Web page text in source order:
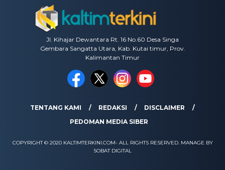
Jl. Kihajar Dewantara Rt. 16 No.60 Desa Singa
Gembara Sangatta Utara, Kab. Kutai timur, Prov.
Kalimantan Timur
TENTANG KAMI REDAKSI
DISCLAIMER
PEDOMAN MEDIA SIBER
COPYRIGHT © 2020 KALTIMTERKINI.COM- ALL RIGHTS RESERVED. MANAGE BY
SOBAT DIGITAL